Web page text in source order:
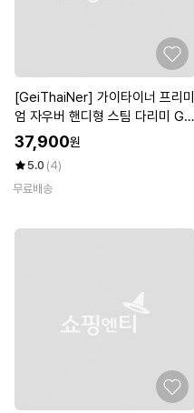
[GeiThaiNer] 가이타이너 프리미
엄 자우버 핸디형 스팀 다리미 GT
LGS-1000
37,900원
5.0 (4)
무료배송